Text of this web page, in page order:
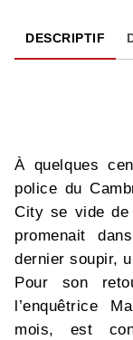
DESCRIPTIF
À quelques
police du
City se vide de
promenait
dernier soupir,
Pour son
l’enquêtrice
mois, est